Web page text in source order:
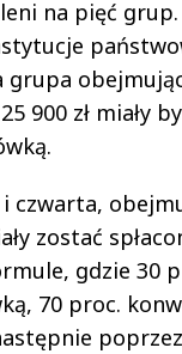
na pięć
grupa
900 zł miały
czwarta,
zostać
gdzie 30
70 proc.